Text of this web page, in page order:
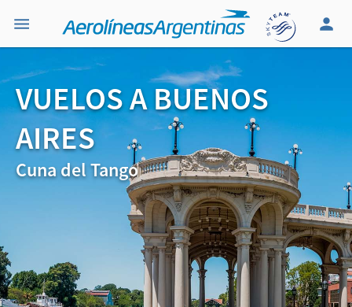
VUELOS A BUENOS
AIRES
Cuna del Tango